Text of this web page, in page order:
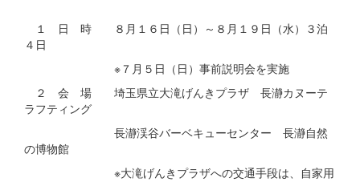
１ 日 時 ８月１６日（日）～８月１９日（水）３泊
４日
※７月５日（日）事前説明会を実施
２ 会 場 埼玉県立大滝げんきプラザ 長瀞カヌーテ
ラフティング
長瀞渓谷バーベキューセンター 長瀞自然
の博物館
※大滝げんきプラザへの交通手段は、自家用